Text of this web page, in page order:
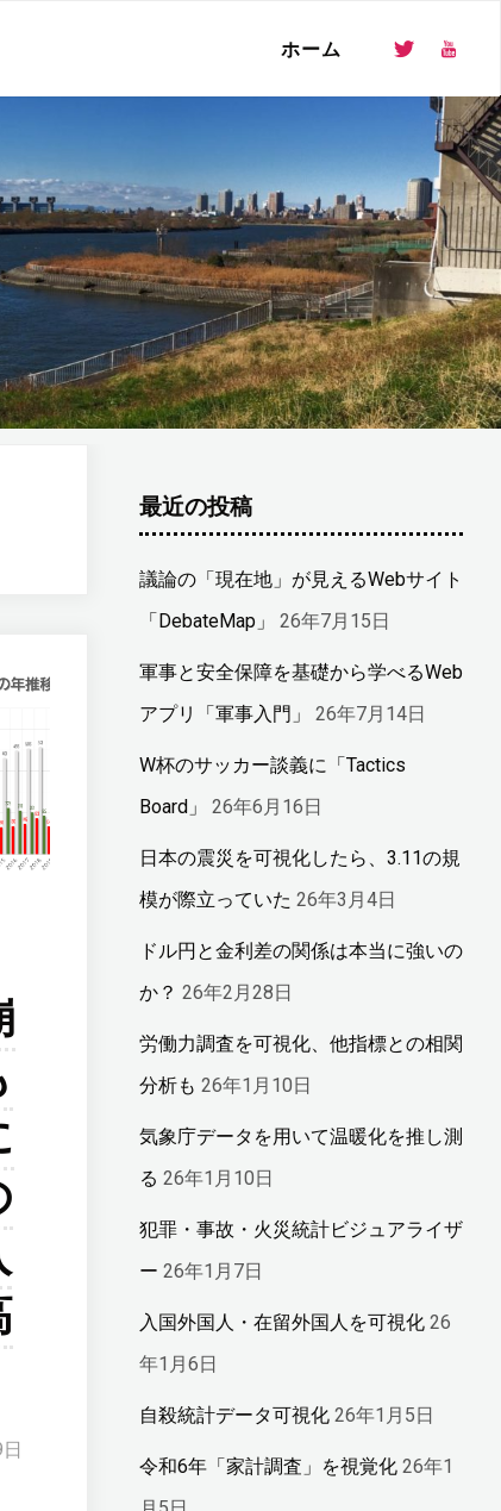
ホーム
最近の投稿
議論の「現在地」が見えるWebサイト
「DebateMap」
26年7月15日
軍事と安全保障を基礎から学べるWeb
アプリ「軍事入門」
26年7月14日
W杯のサッカー談義に「Tactics
Board」
26年6月16日
日本の震災を可視化したら、3.11の規
模が際立っていた 26年3月4日
ドル円と金利差の関係は本当に強いの
か？ 26年2月28日
労働力調査を可視化、他指標との相関
分析も 26年1月10日
気象庁データを用いて温暖化を推し測
る 26年1月10日
犯罪・事故・火災統計ビジュアライザ
ー 26年1月7日
入国外国人・在留外国人を可視化 26
年1月6日
自殺統計データ可視化 26年1月5日
令和6年「家計調査」を視覚化 26年1